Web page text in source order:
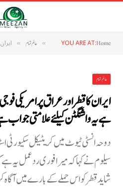
YOU ARE AT:Home
» عالم تمام » ایران کا
عالم تمام
ایران کا قطر اور عراق پر امریکی
ہے یہ واشنگٹن کیلئے علامتی جواب
دوحہ انسٹی ٹیوٹ میں کریٹیکل سکیورٹی
سیلوم نے کہا کہ میرا فوری ردعمل یہ
شاید قطر کو اس حملے کے بارے میں آگاہ